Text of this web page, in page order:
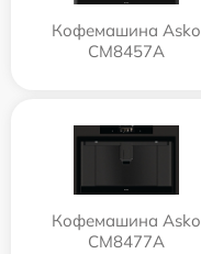
Кофемашина Asko
CM8457A
Кофемашина Asko
CM8477A